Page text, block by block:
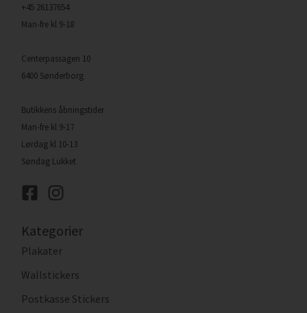
+45 26137654
Man-fre kl 9-18
Centerpassagen 10
6400 Sønderborg
Butikkens åbningstider
Man-fre kl 9-17
Lørdag kl 10-13
Søndag Lukket
Kategorier
Plakater
Wallstickers
Postkasse Stickers